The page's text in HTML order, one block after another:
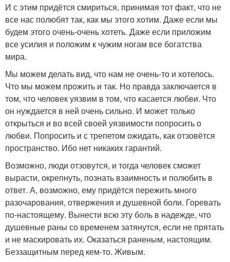
И с этим придётся смириться, принимая тот факт, что не
все нас полюбят так, как мы этого хотим. Даже если мы
будем этого очень-очень хотеть. Даже если приложим
все усилия и положим к чужим ногам все богатства
мира.
Мы можем делать вид, что нам не очень-то и хотелось.
Что мы можем прожить и так. Но правда заключается в
том, что человек уязвим в том, что касается любви. Что
он нуждается в ней очень сильно. И может только
открыться и во всей своей уязвимости попросить о
любви. Попросить и с трепетом ожидать, как отзовётся
пространство. Ибо нет никаких гарантий.
Возможно, люди отзовутся, и тогда человек сможет
вырасти, окрепнуть, познать взаимность и полюбить в
ответ. А, возможно, ему придётся пережить много
разочарования, отвержения и душевной боли. Горевать
по-настоящему. Вынести всю эту боль в надежде, что
душевные раны со временем затянутся, если не прятать
и не маскировать их. Оказаться раненым, настоящим.
Беззащитным перед кем-то. Живым.